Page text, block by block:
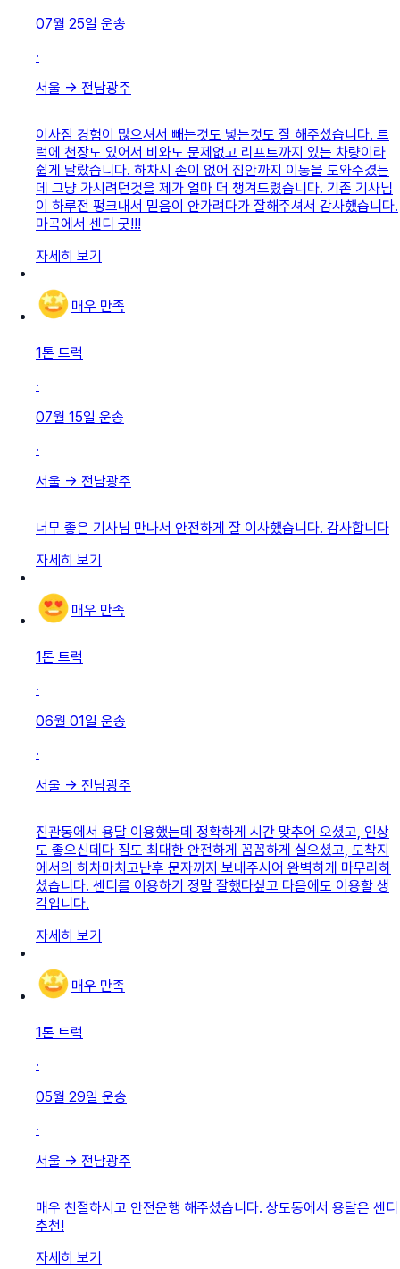
07월 25일 운송
·
서울 → 전남광주
이사짐 경험이 많으셔서 빼는것도 넣는것도 잘 해주셨습니다. 트
럭에 천장도 있어서 비와도 문제없고 리프트까지 있는 차량이라
쉽게 날랐습니다. 하차시 손이 없어 집안까지 이동을 도와주겼는
데 그냥 가시려던것을 제가 얼마 더 챙겨드렸습니다. 기존 기사님
이 하루전 펑크내서 믿음이 안가려다가 잘해주셔서 감사했습니다.
마곡에서 센디 굿!!!
자세히 보기
매우 만족
1톤 트럭
·
07월 15일 운송
·
서울 → 전남광주
너무 좋은 기사님 만나서 안전하게 잘 이사했습니다. 감사합니다
자세히 보기
매우 만족
1톤 트럭
·
06월 01일 운송
·
서울 → 전남광주
진관동에서 용달 이용했는데 정확하게 시간 맞추어 오셨고, 인상
도 좋으신데다 짐도 최대한 안전하게 꼼꼼하게 실으셨고, 도착지
에서의 하차마치고난후 문자까지 보내주시어 완벽하게 마무리하
셨습니다. 센디를 이용하기 정말 잘했다싶고 다음에도 이용할 생
각입니다.
자세히 보기
매우 만족
1톤 트럭
·
05월 29일 운송
·
서울 → 전남광주
매우 친절하시고 안전운행 해주셨습니다. 상도동에서 용달은 센디
추천!
자세히 보기